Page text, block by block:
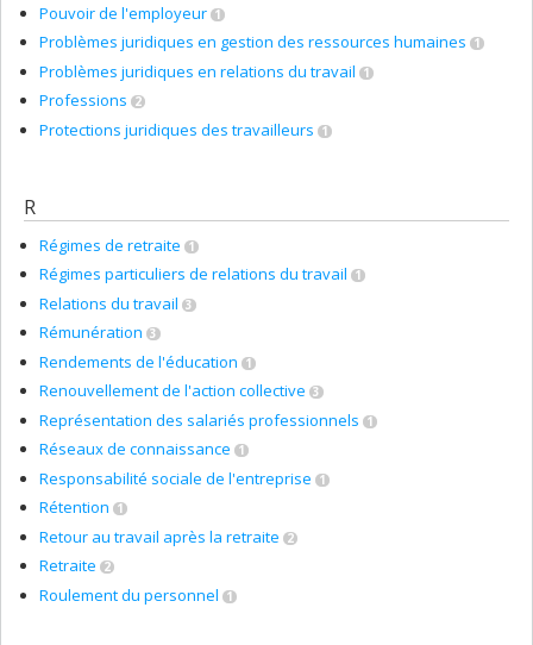
Pouvoir de l'employeur 1
Problèmes juridiques en gestion des ressources humaines 1
Problèmes juridiques en relations du travail 1
Professions 2
Protections juridiques des travailleurs 1
R
Régimes de retraite 1
Régimes particuliers de relations du travail 1
Relations du travail 3
Rémunération 3
Rendements de l'éducation 1
Renouvellement de l'action collective 3
Représentation des salariés professionnels 1
Réseaux de connaissance 1
Responsabilité sociale de l'entreprise 1
Rétention 1
Retour au travail après la retraite 2
Retraite 2
Roulement du personnel 1